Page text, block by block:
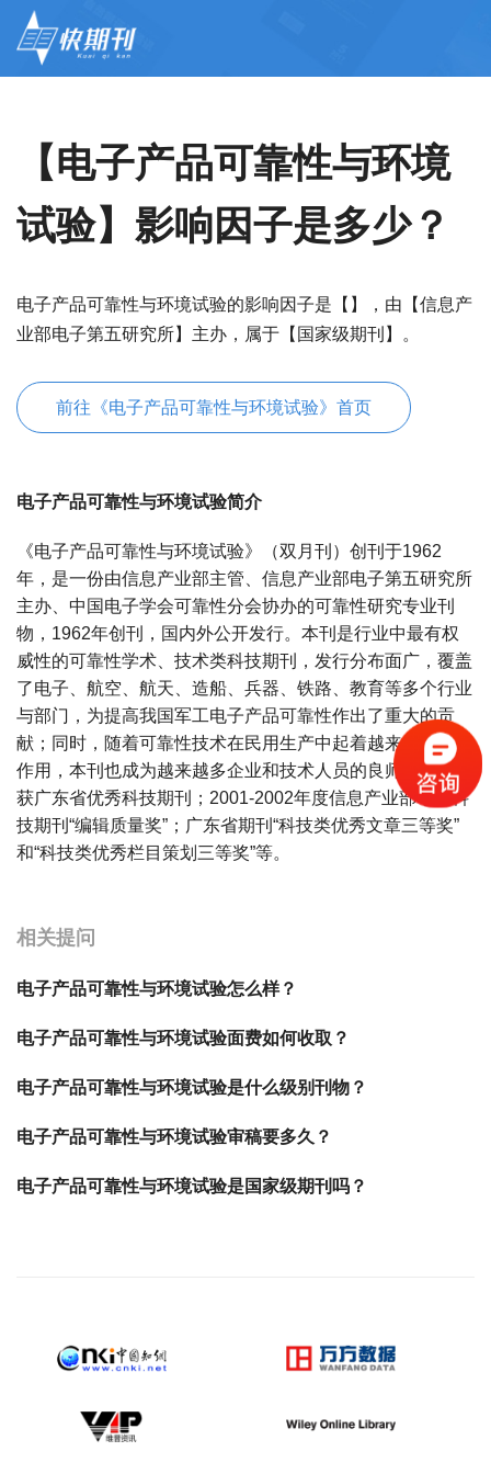
【电子产品可靠性与环境
试验】影响因子是多少？
电子产品可靠性与环境试验的影响因子是【】，由【信息产
业部电子第五研究所】主办，属于【国家级期刊】。
前往《电子产品可靠性与环境试验》首页
电子产品可靠性与环境试验简介
《电子产品可靠性与环境试验》（双月刊）创刊于1962
年，是一份由信息产业部主管、信息产业部电子第五研究所
主办、中国电子学会可靠性分会协办的可靠性研究专业刊
物，1962年创刊，国内外公开发行。本刊是行业中最有权
威性的可靠性学术、技术类科技期刊，发行分布面广，覆盖
了电子、航空、航天、造船、兵器、铁路、教育等多个行业
与部门，为提高我国军工电子产品可靠性作出了重大的贡
献；同时，随着可靠性技术在民用生产中起着越来越重要的
作用，本刊也成为越来越多企业和技术人员的良师益友。荣
获广东省优秀科技期刊；2001-2002年度信息产业部电子科
技期刊“编辑质量奖”；广东省期刊“科技类优秀文章三等奖”
和“科技类优秀栏目策划三等奖”等。
相关提问
电子产品可靠性与环境试验怎么样？
电子产品可靠性与环境试验面费如何收取？
电子产品可靠性与环境试验是什么级别刊物？
电子产品可靠性与环境试验审稿要多久？
电子产品可靠性与环境试验是国家级期刊吗？